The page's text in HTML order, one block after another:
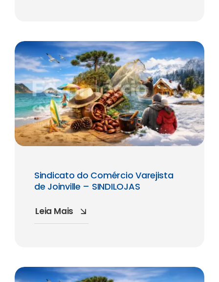
Sindicato do Comércio Varejista
de Joinville – SINDILOJAS
Leia Mais